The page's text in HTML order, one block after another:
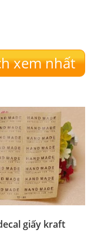
xem nhất
giấy kraft